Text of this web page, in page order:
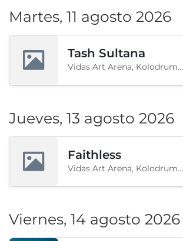
Martes, 11 agosto 2026
Tash Sultana
Vidas Art Arena, Kolodrum, Borisova gradina, Sofía, BG
Jueves, 13 agosto 2026
Faithless
Vidas Art Arena, Kolodrum, Borisova gradina, Sofía, BG
Viernes, 14 agosto 2026